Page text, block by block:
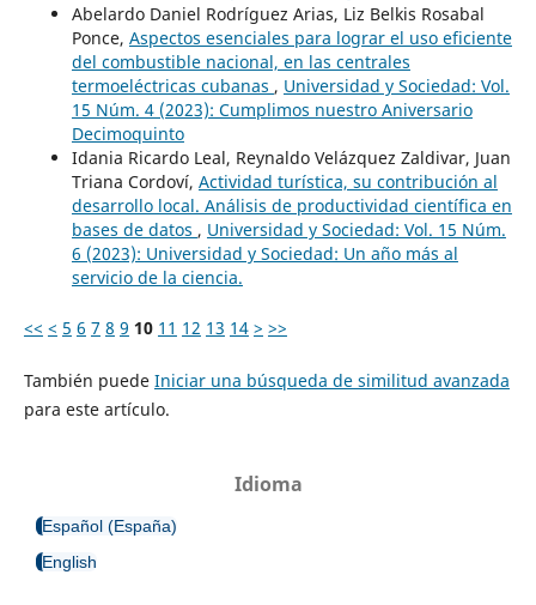
Abelardo Daniel Rodríguez Arias, Liz Belkis Rosabal
Ponce, Aspectos esenciales para lograr el uso eficiente
del combustible nacional, en las centrales
termoeléctricas cubanas , Universidad y Sociedad: Vol.
15 Núm. 4 (2023): Cumplimos nuestro Aniversario
Decimoquinto
Idania Ricardo Leal, Reynaldo Velázquez Zaldivar, Juan
Triana Cordoví, Actividad turística, su contribución al
desarrollo local. Análisis de productividad científica en
bases de datos , Universidad y Sociedad: Vol. 15 Núm.
6 (2023): Universidad y Sociedad: Un año más al
servicio de la ciencia.
<< < 5 6 7 8 9 10 11 12 13 14 > >>
También puede Iniciar una búsqueda de similitud avanzada
para este artículo.
Idioma
Español (España)
English